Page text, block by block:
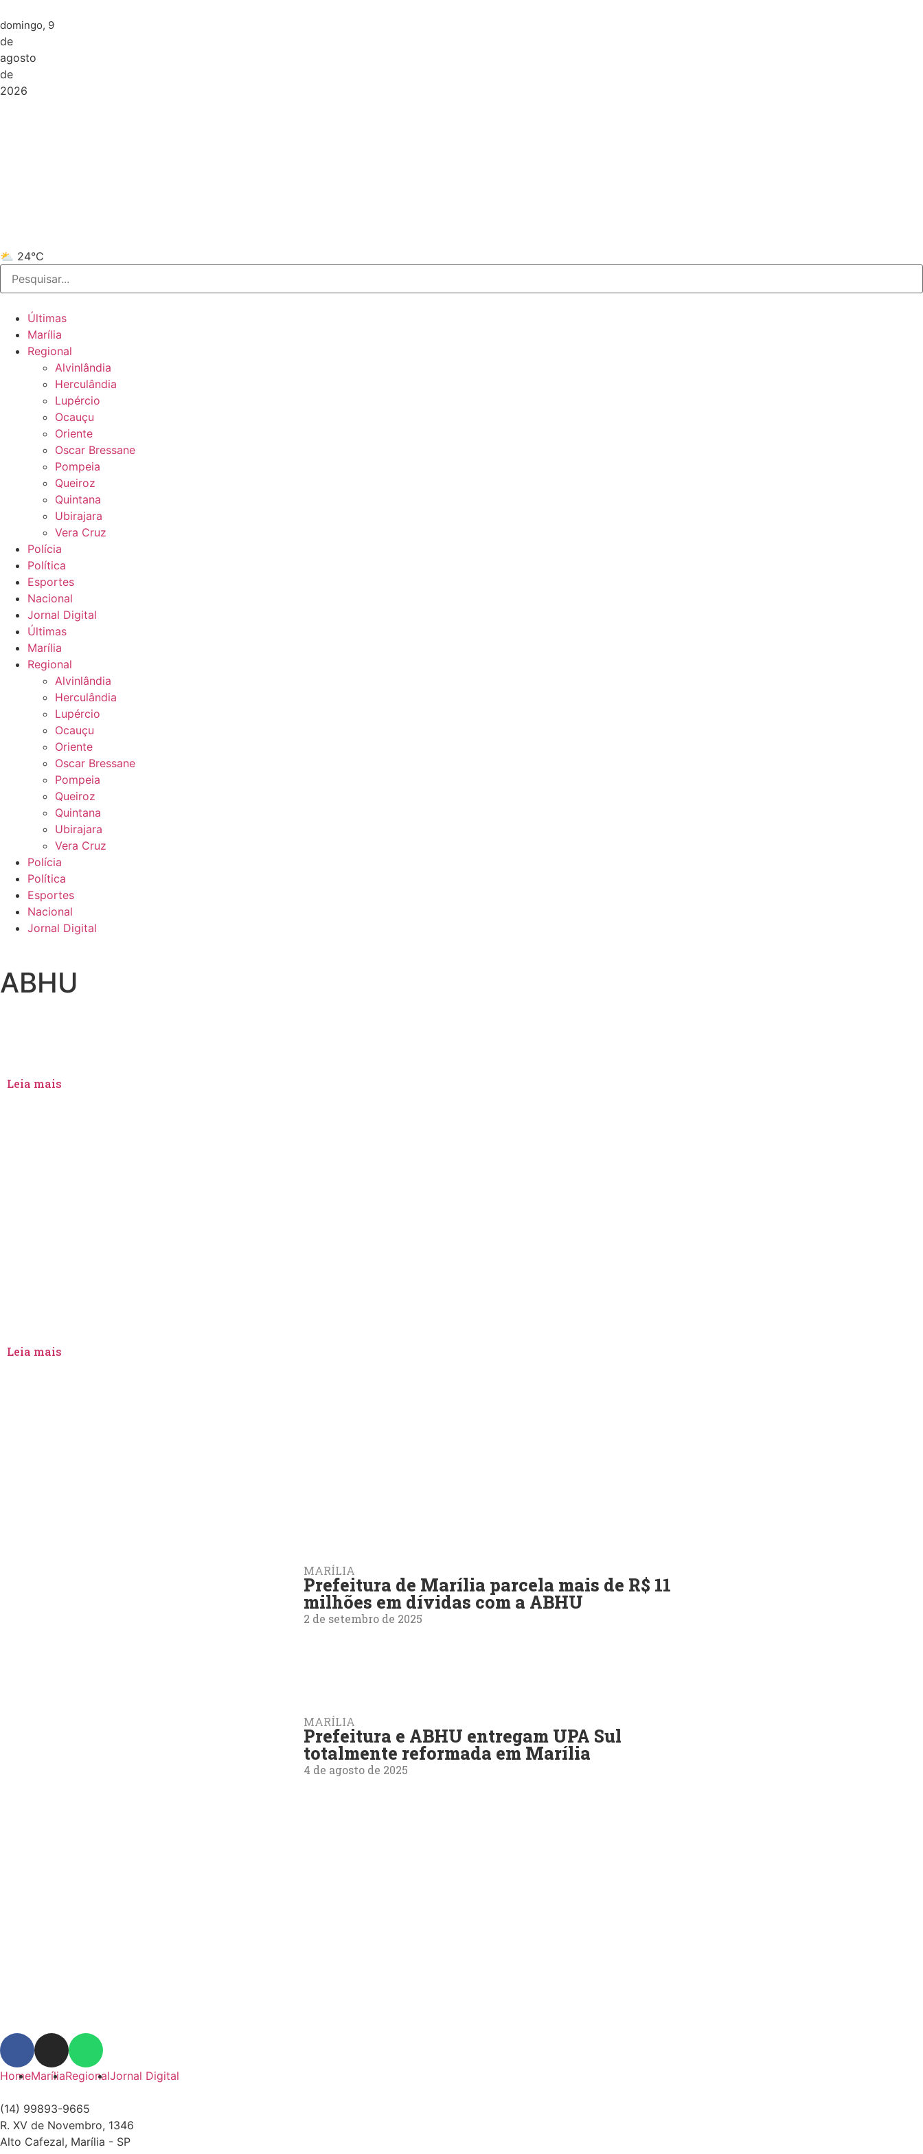
domingo, 9
de
agosto
de
2026
⛅ 24°C
Últimas
Marília
Regional
Alvinlândia
Herculândia
Lupércio
Ocauçu
Oriente
Oscar Bressane
Pompeia
Queiroz
Quintana
Ubirajara
Vera Cruz
Polícia
Política
Esportes
Nacional
Jornal Digital
Últimas
Marília
Regional
Alvinlândia
Herculândia
Lupércio
Ocauçu
Oriente
Oscar Bressane
Pompeia
Queiroz
Quintana
Ubirajara
Vera Cruz
Polícia
Política
Esportes
Nacional
Jornal Digital
ABHU
Leia mais
Leia mais
MARÍLIA
Prefeitura de Marília parcela mais de R$ 11
milhões em dívidas com a ABHU
2 de setembro de 2025
MARÍLIA
Prefeitura e ABHU entregam UPA Sul
totalmente reformada em Marília
4 de agosto de 2025
HomeMaríliaRegionalJornal Digital
(14) 99893-9665
R. XV de Novembro, 1346
Alto Cafezal, Marília - SP